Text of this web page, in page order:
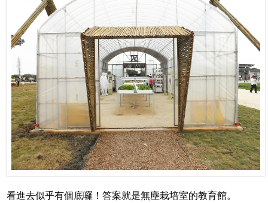
看進去似乎有個底囉！答案就是無塵栽培室的教育館。